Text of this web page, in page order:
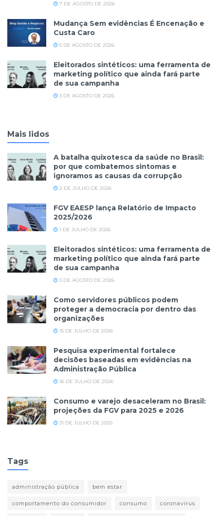
7 DE AGOSTO DE 2026
Mudança Sem evidências É Encenação e
Custa Caro
5 DE AGOSTO DE 2026
Eleitorados sintéticos: uma ferramenta de
marketing político que ainda fará parte
de sua campanha
3 DE AGOSTO DE 2026
Mais lidos
A batalha quixotesca da saúde no Brasil:
por que combatemos sintomas e
ignoramos as causas da corrupção
2 DE JULHO DE 2026
FGV EAESP lança Relatório de Impacto
2025/2026
1 DE JULHO DE 2026
Eleitorados sintéticos: uma ferramenta de
marketing político que ainda fará parte
de sua campanha
3 DE AGOSTO DE 2026
Como servidores públicos podem
proteger a democracia por dentro das
organizações
15 DE JULHO DE 2026
Pesquisa experimental fortalece
decisões baseadas em evidências na
Administração Pública
16 DE JULHO DE 2026
Consumo e varejo desaceleram no Brasil:
projeções da FGV para 2025 e 2026
31 DE JULHO DE 2025
Tags
administração pública bem estar
comportamento do consumidor consumo coronavírus